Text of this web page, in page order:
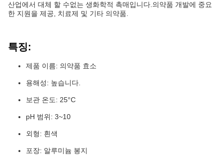
산업에서 대체 할 수없는 생화학적 촉매입니다.의약품 개발에 중요
한 지원을 제공, 치료제 및 기타 의약품.
특징:
제품 이름: 의약품 효소
용해성: 높습니다.
보관 온도: 25°C
pH 범위: 3~10
외형: 흰색
포장: 알루미늄 봉지